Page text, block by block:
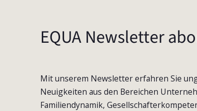
EQUA Newsletter
Mit unserem Newsletter erfahren Sie
Neuigkeiten aus den Bereichen
Familiendynamik,